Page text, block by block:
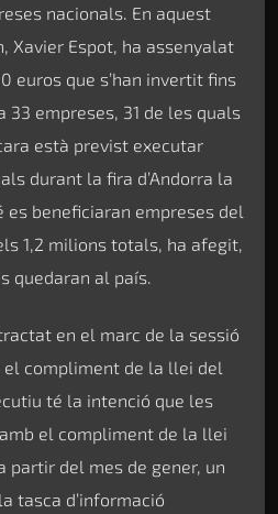
nacionals. En aquest
Xavier Espot, ha assenyalat
euros que s’han invertit fins
33 empreses, 31 de les quals
està previst executar
durant la fira d’Andorra la
beneficiaran empreses del
1,2 milions totals, ha afegit,
quedaran al país.
en el marc de la sessió
el compliment de la llei del
té la intenció que les
el compliment de la llei
partir del mes de gener, un
tasca d’informació